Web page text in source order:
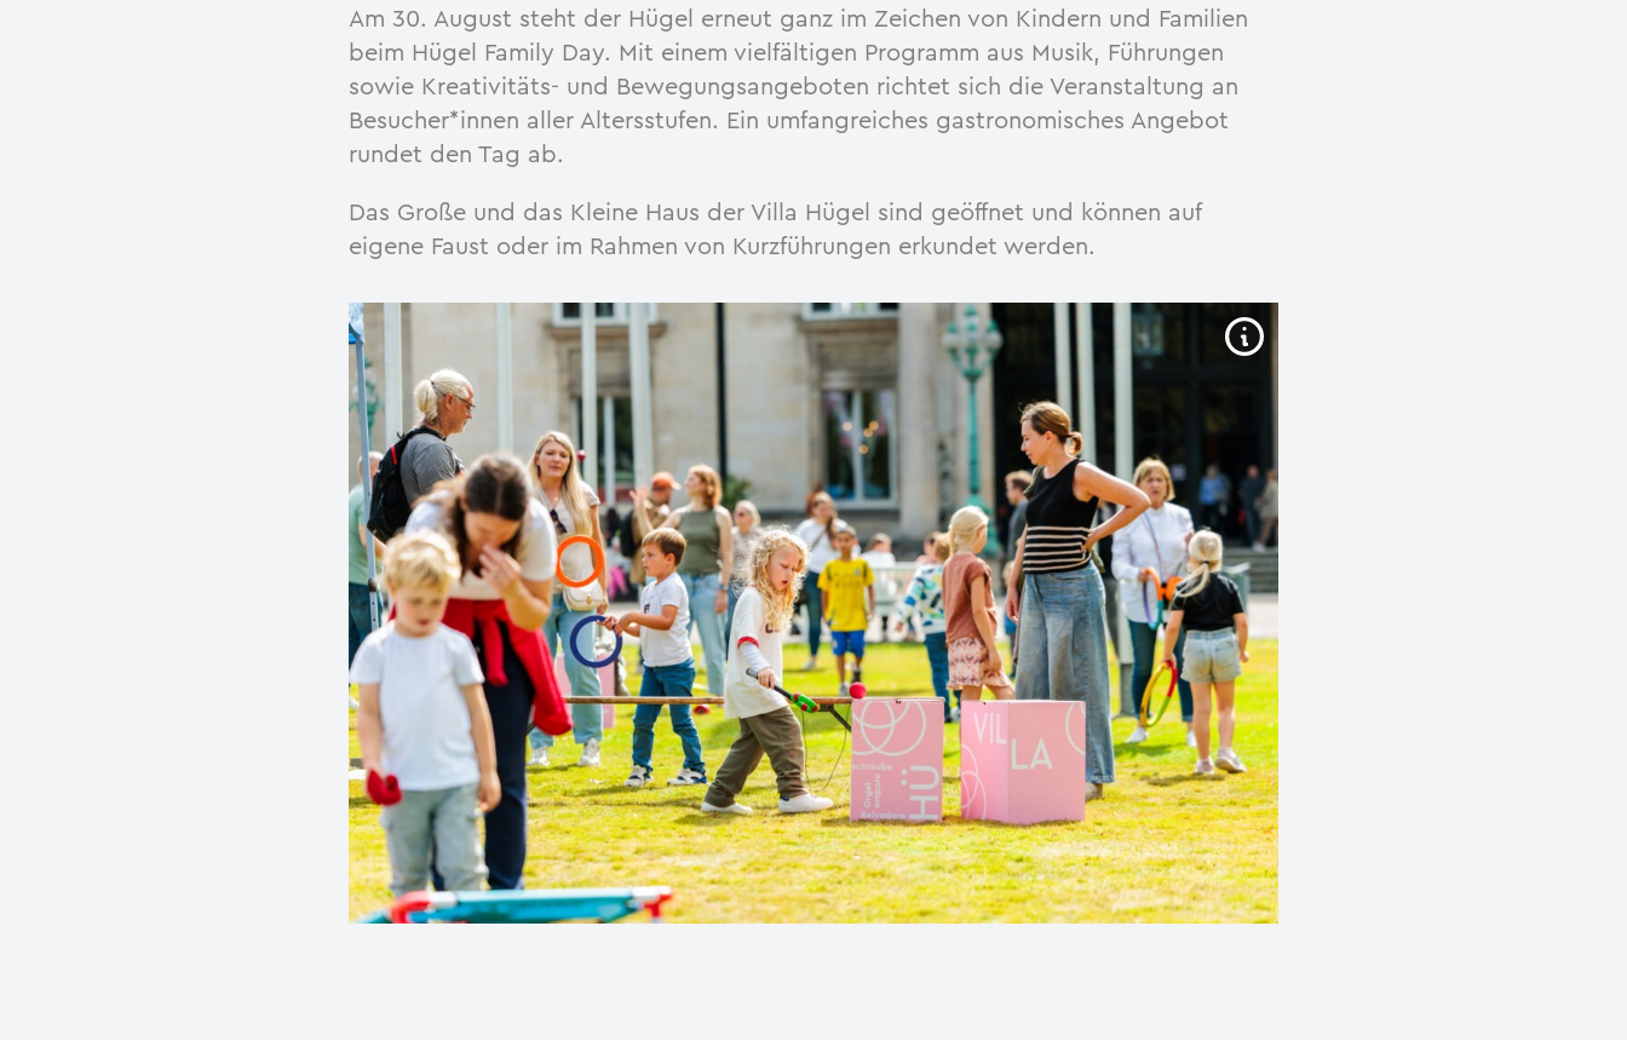
Am 30. August steht der Hügel erneut ganz im Zeichen von Kindern und Familien
beim Hügel Family Day. Mit einem vielfältigen Programm aus Musik, Führungen
sowie Kreativitäts- und Bewegungsangeboten richtet sich die Veranstaltung an
Besucher*innen aller Altersstufen. Ein umfangreiches gastronomisches Angebot
rundet den Tag ab.
Das Große und das Kleine Haus der Villa Hügel sind geöffnet und können auf
eigene Faust oder im Rahmen von Kurzführungen erkundet werden.